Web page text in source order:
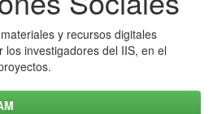
y recursos digitales
investigadores del IIS, en el